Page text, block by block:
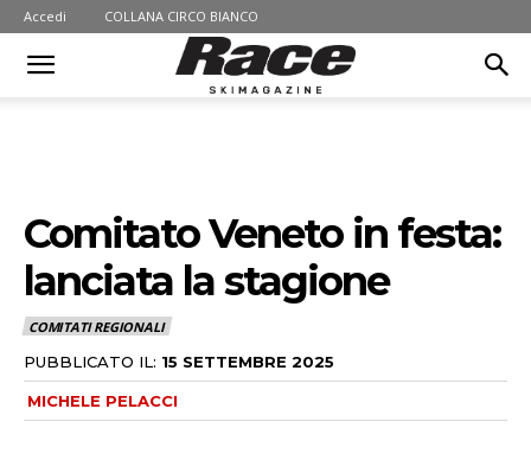
Accedi COLLANA CIRCO BIANCO
Comitato Veneto in festa:
lanciata la stagione
COMITATI REGIONALI
PUBBLICATO IL: 15 SETTEMBRE 2025
MICHELE PELACCI